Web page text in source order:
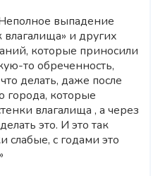
выпадение
и других
которые приносили
то обреченность,
делать, даже после
города, которые
влагалища , а через
это. И это так
слабые, с годами это